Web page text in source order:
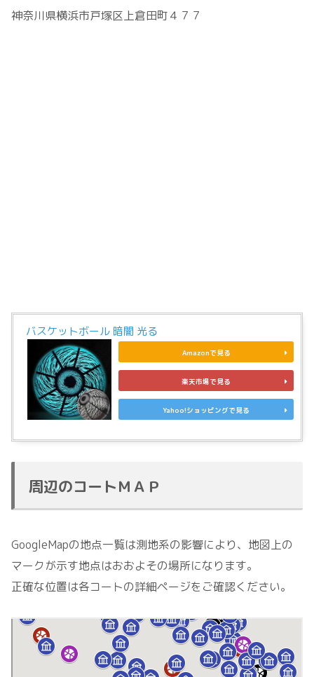
神奈川県横浜市戸塚区上倉田町４７７
バスケットボール 暗闇 光る
Amazonで見る
楽天市場で見る
Yahoo!ショッピングで見る
周辺のコートＭＡＰ
GoogleMapの地点一覧は測地系の影響により、地図上の
マークが示す地点はおおよその場所になります。
正確な位置は各コートの詳細ページをご確認ください。